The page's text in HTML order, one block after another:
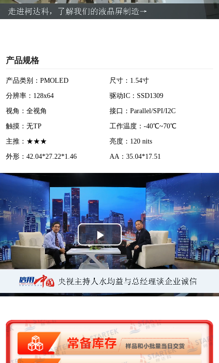
a
产品规格
产品类别：PMOLED
尺寸：1.54寸
分辨率：128x64
驱动IC：SSD1309
视角：全视角
接口：Parallel/SPI/I2C
触摸：无TP
工作温度：-40℃~70℃
主推：★★★
亮度：120 nits
外形：42.04*27.22*1.46
AA：35.04*17.51
P
l
a
V
i